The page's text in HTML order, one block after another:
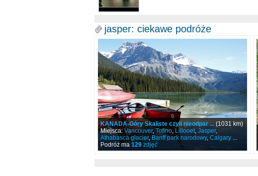
jasper: ciekawe podróże
KANADA-Góry Skaliste czyli nieodpar ...(1031 km)
Miejsca: Vancouver, Tofino, Lillooet, Jasper,
Athabasca glacier, Banff park narodowy, Calgary...
Podróż ma 129zdjęć